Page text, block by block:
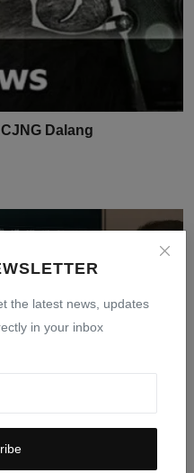
the latest news, updates
in your inbox
Dalang